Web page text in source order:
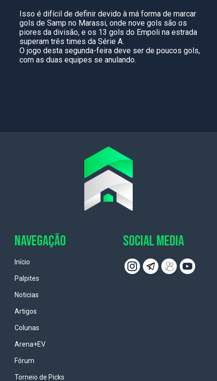
Isso é difícil de definir devido à má forma de marcar
gols de Samp no Marassi, onde nove gols são os
piores da divisão, e os 13 gols do Empoli na estrada
superam três times da Série A.
O jogo desta segunda-feira deve ser de poucos gols,
com as duas equipes se anulando.
NAVEGAÇÃO
Início
Palpites
Noticias
Artigos
Colunas
Arena+EV
Fórum
Torneio de Picks
SOCIAL MEDIA